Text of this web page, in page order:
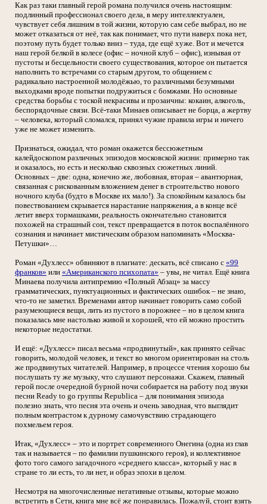
Как раз таки главный герой романа получился очень настоящим:
подлинный профессионал своего дела, в меру интеллектуален,
чувствует себя лишним в той жизни, которую сам себе выбрал, но не
может отказаться от неё, так как понимает, что пути наверх пока нет,
поэтому путь будет только вниз – туда, где ещё хуже. Вот и мечется
наш герой белкой в колесе (офис – ночной клуб – офис), изнывая от
пустоты и бесцельности своего существования, которое он пытается
наполнить то встречами со старым другом, то общением с
радикально настроенной молодёжью, то различными безумными
выходками вроде попытки подружиться с бомжами. Но основные
средства борьбы с тоской некрасивы и прозаичны: кокаин, алкоголь,
беспорядочные связи. Всё-таки Минаев описывает не борца, а жертву
– человека, который сломался, принял чужие правила игры и ничего
уже не может изменить.
Признаться, ожидал, что роман окажется бессюжетным
калейдоскопом различных эпизодов московской жизни: примерно так
и оказалось, но есть и несколько сквозных сюжетных линий.
Основных – две: одна, конечно же, любовная, вторая – авантюрная,
связанная с рискованным вложением денег в строительство нового
ночного клуба (будто в Москве их мало!). За спокойным казалось бы
повествованием скрывается нарастание напряжения, а в конце всё
летит вверх тормашками, реальность окончательно становится
похожей на страшный сон, текст превращается в поток воспалённого
сознания и начинает мистическим образом напоминать «Москва-
Петушки»…
Роман «Духлесс» обвиняют в плагиате: дескать, всё списано с «99
франков» или «Американского психопата» – увы, не читал. Ещё книга
Минаева получила антипремию «Полный Абзац» за массу
грамматических, пунктуационных и фактических ошибок – не знаю,
что-то не заметил. Временами автор начинает говорить само собой
разумеющиеся вещи, лить из пустого в порожнее – но в целом книга
показалась мне настолько живой и хорошей, что ей можно простить
некоторые недостатки.
И ещё: «Духлесс» писал весьма «продвинутый», как принято сейчас
говорить, молодой человек, и текст во многом ориентирован на столь
же продвинутых читателей. Например, в процессе чтения хорошо бы
послушать ту же музыку, что слушают персонажи. Скажем, главный
герой после очередной бурной ночи собирается на работу под звуки
песни Ready to go группы Republica – для понимания эпизода
полезно знать, что песня эта очень и очень заводная, что выглядит
полным контрастом к дурному самочувствию страдающего
похмельем героя.
Итак, «Духлесс» – это и портрет современного Онегина (одна из глав
так и называется – по фамилии пушкинского героя), и коллективное
фото того самого загадочного «среднего класса», который у нас в
стране то ли есть, то ли нет, и образ эпохи в целом.
Несмотря на многочисленные негативные отзывы, которые можно
встретить в Сети, книга мне всё же понравилась. Пожалуй, стоит взять